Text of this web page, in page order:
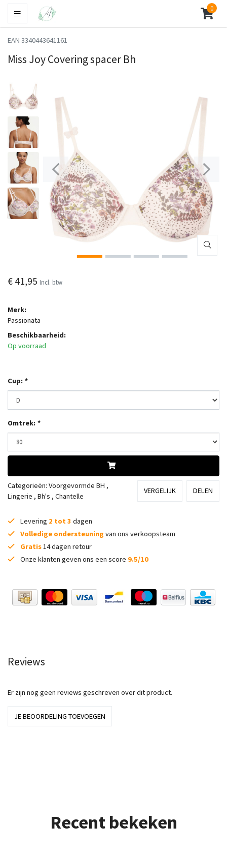
0
EAN 3340443641161
Miss Joy Covering spacer Bh
€ 41,95 Incl. btw
Merk:
Passionata
Beschikbaarheid:
Op voorraad
Cup: *
Omtrek: *
Categorieën: Voorgevormde BH ,
Lingerie , Bh's , Chantelle
VERGELIJK DELEN
Levering 2 tot 3 dagen
Volledige ondersteuning van ons verkoopsteam
Gratis14 dagen retour
Onze klanten geven ons een score 9.5/10
Reviews
Er zijn nog geen reviews geschreven over dit product.
JE BEOORDELING TOEVOEGEN
Recent bekeken